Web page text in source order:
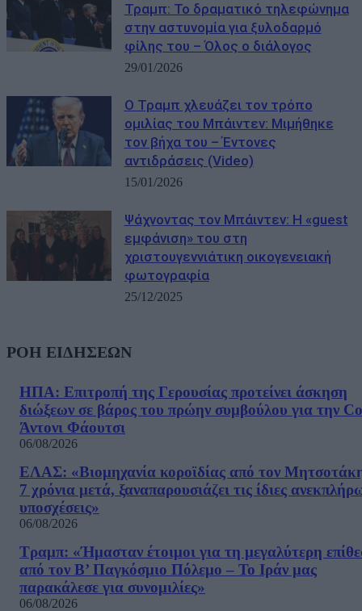
Τραμπ: Το δραματικό τηλεφώνημα
στην αστυνομία για ξυλοδαρμό
φίλης του – Όλος ο διάλογος
29/01/2026
Ο Τραμπ χλευάζει τον τρόπο
ομιλίας του Μπάιντεν: Μιμήθηκε
τον βήχα του – Έντονες
αντιδράσεις (Video)
15/01/2026
Ψάχνοντας τον Μπάιντεν: Η «guest
εμφάνιση» του στη
χριστουγεννιάτικη οικογενειακή
φωτογραφία
25/12/2025
ΡΟΗ ΕΙΔΗΣΕΩΝ
ΗΠΑ: Επιτροπή της Γερουσίας προτείνει άσκηση
διώξεων σε βάρος του πρώην συμβούλου για την
Άντονι Φάουτσι
06/08/2026
ΕΛΑΣ: «Βιομηχανία κοροϊδίας από τον
7 χρόνια μετά, ξαναπαρουσιάζει τις ίδιες
υποσχέσεις»
06/08/2026
Τραμπ: «Ήμασταν έτοιμοι για τη μεγαλύτερη
από τον Β’ Παγκόσμιο Πόλεμο – Το Ιράν μας
παρακάλεσε για συνομιλίες»
06/08/2026